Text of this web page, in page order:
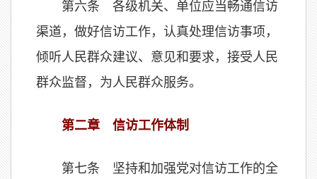
第六条 各级机关、单位应当畅通信访
渠道，做好信访工作，认真处理信访事项，
倾听人民群众建议、意见和要求，接受人民
群众监督，为人民群众服务。
第二章 信访工作体制
第七条 坚持和加强党对信访工作的全